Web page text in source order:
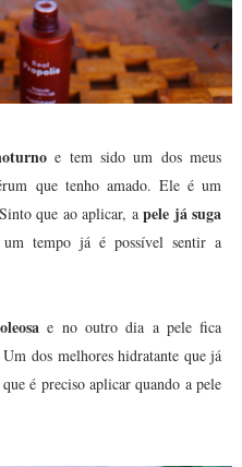
e tem sido um dos meus
que tenho amado. Ele é um
que ao aplicar, apele já suga
tempo já é possível sentir a
e no outro dia a pele fica
dos melhores hidratante que já
é preciso aplicar quando a pele